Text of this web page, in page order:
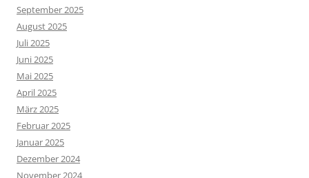
September 2025
August 2025
Juli 2025
Juni 2025
Mai 2025
April 2025
März 2025
Februar 2025
Januar 2025
Dezember 2024
November 2024